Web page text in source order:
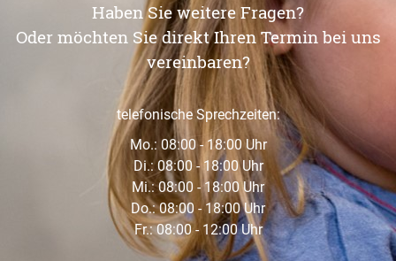
Haben Sie weitere Fragen?
Oder möchten Sie direkt Ihren Termin bei uns
vereinbaren?
telefonische Sprechzeiten:
Mo.: 08:00 - 18:00 Uhr
Di.: 08:00 - 18:00 Uhr
Mi.: 08:00 - 18:00 Uhr
Do.: 08:00 - 18:00 Uhr
Fr.: 08:00 - 12:00 Uhr